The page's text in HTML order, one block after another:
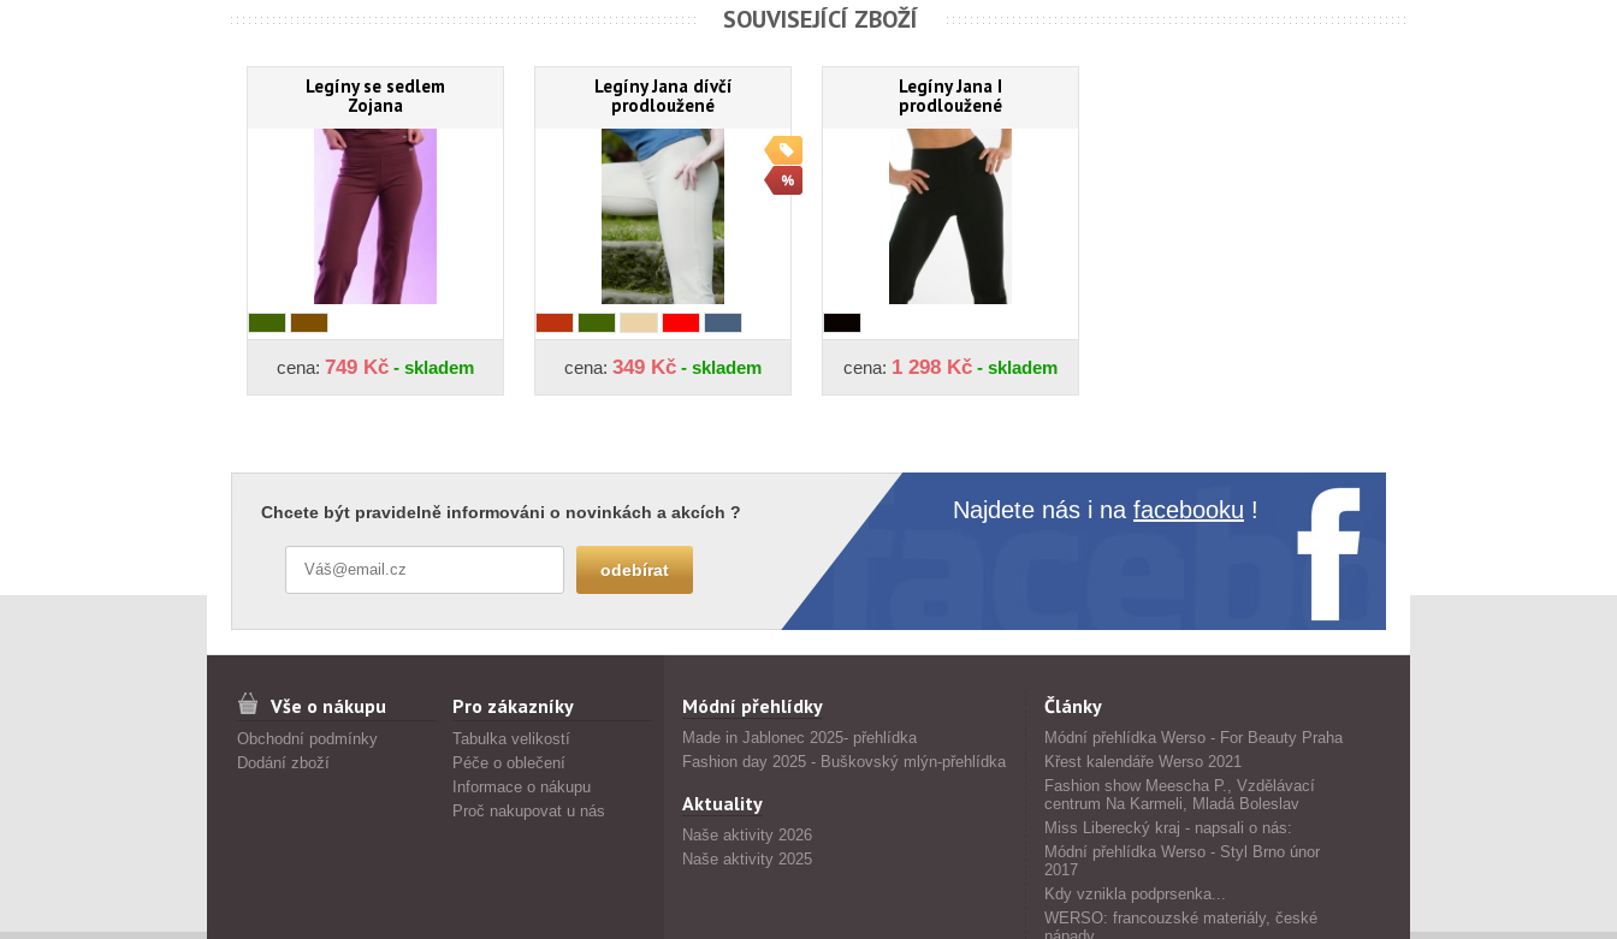
SOUVISEJÍCÍ ZBOŽÍ
Legíny se sedlem
Zojana
cena: 749 Kč - skladem
Legíny Jana dívčí
prodloužené
cena: 349 Kč - skladem
Legíny Jana I
prodloužené
cena: 1 298 Kč - skladem
Chcete být pravidelně informováni o novinkách a akcích ? Najdete nás i na facebooku !
Vše o nákupu
Obchodní podmínky
Dodání zboží
Pro zákazníky
Tabulka velikostí
Péče o oblečení
Informace o nákupu
Proč nakupovat u nás
Módní přehlídky
Made in Jablonec 2025- přehlídka
Fashion day 2025 - Buškovský mlýn-přehlídka
Aktuality
Naše aktivity 2026
Naše aktivity 2025
Články
Módní přehlídka Werso - For Beauty Praha
Křest kalendáře Werso 2021
Fashion show Meescha P., Vzdělávací
centrum Na Karmeli, Mladá Boleslav
Miss Liberecký kraj - napsali o nás:
Módní přehlídka Werso - Styl Brno únor
2017
Kdy vznikla podprsenka...
WERSO: francouzské materiály, české